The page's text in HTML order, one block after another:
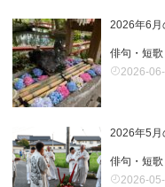
2026年6月
俳句・短歌
2026-
2026年5月
俳句・短歌
2026-